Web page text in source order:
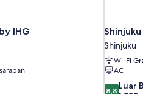
IHG
Shinjuku
Wi-Fi
AC
8.8
8,8 Luar